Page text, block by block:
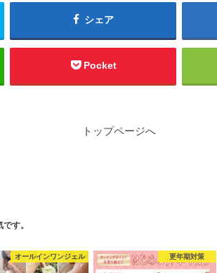
シェア
Pocket
トップページへ
す。
オールインワンジェル 更年期対策